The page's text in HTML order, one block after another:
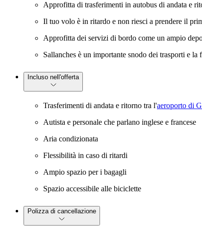
Approfitta di trasferimenti in autobus di andata e
Il tuo volo è in ritardo e non riesci a prendere il
Approfitta dei servizi di bordo come un ampio
Sallanches è un importante snodo dei trasporti e
Incluso nell'offerta
Trasferimenti di andata e ritorno tra l'aeroporto di
Autista e personale che parlano inglese e francese
Aria condizionata
Flessibilità in caso di ritardi
Ampio spazio per i bagagli
Spazio accessibile alle biciclette
Polizza di cancellazione